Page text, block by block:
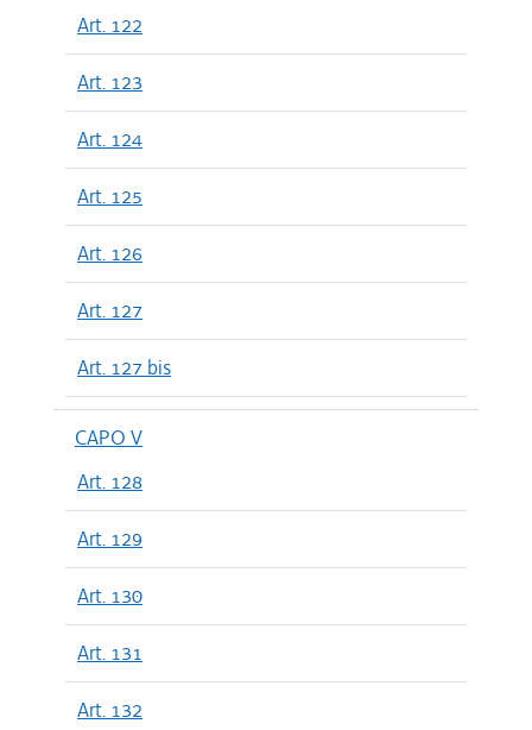
Art. 122
Art. 123
Art. 124
Art. 125
Art. 126
Art. 127
Art. 127 bis
CAPO V
Art. 128
Art. 129
Art. 130
Art. 131
Art. 132